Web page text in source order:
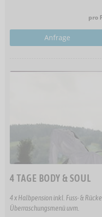
pro
Anfrage
4 TAGE BODY & SOUL
4 x Halbpension inkl. Fuss- &
Überraschungsmenü uvm.